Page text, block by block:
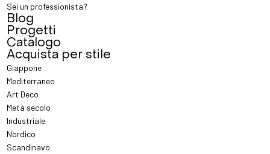
Sei un professionista?
Blog
Progetti
Catalogo
Acquista per stile
Giappone
Mediterraneo
Art Deco
Metà secolo
Industriale
Nordico
Scandinavo